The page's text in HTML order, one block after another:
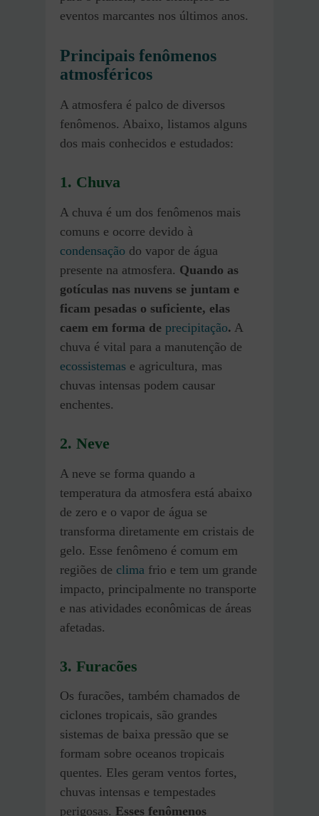
eventos marcantes nos últimos anos.
Principais fenômenos
atmosféricos
A atmosfera é palco de diversos
fenômenos. Abaixo, listamos alguns
dos mais conhecidos e estudados:
1. Chuva
A chuva é um dos fenômenos mais
comuns e ocorre devido à
condensação do vapor de água
presente na atmosfera. Quando as
gotículas nas nuvens se juntam e
ficam pesadas o suficiente, elas
caem em forma de precipitação. A
chuva é vital para a manutenção de
ecossistemas e agricultura, mas
chuvas intensas podem causar
enchentes.
2. Neve
A neve se forma quando a
temperatura da atmosfera está abaixo
de zero e o vapor de água se
transforma diretamente em cristais de
gelo. Esse fenômeno é comum em
regiões de clima frio e tem um grande
impacto, principalmente no transporte
e nas atividades econômicas de áreas
afetadas.
3. Furacões
Os furacões, também chamados de
ciclones tropicais, são grandes
sistemas de baixa pressão que se
formam sobre oceanos tropicais
quentes. Eles geram ventos fortes,
chuvas intensas e tempestades
perigosas. Esses fenômenos